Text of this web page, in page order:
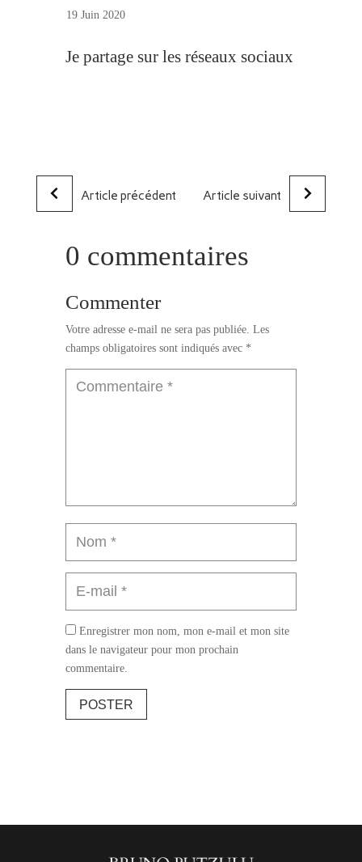
19 Juin 2020
Je partage sur les réseaux sociaux
Article précédent Article suivant
0 commentaires
Commenter
Votre adresse e-mail ne sera pas publiée. Les
champs obligatoires sont indiqués avec *
Enregistrer mon nom, mon e-mail et mon site
dans le navigateur pour mon prochain
commentaire.
POSTER